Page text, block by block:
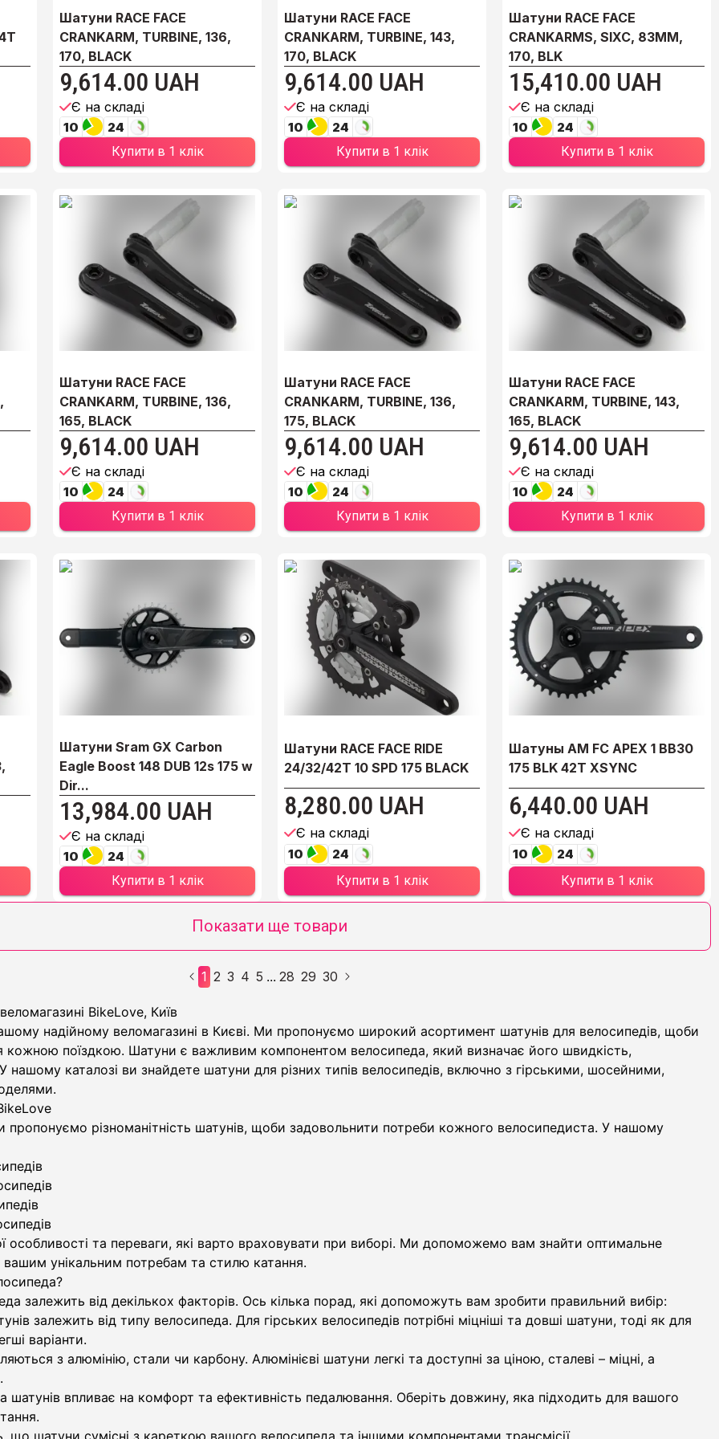
Шатуни RACE FACE
CRANKARM, TURBINE, 136,
170, BLACK
9,614.00 UAH
Є на складі
10
24
Купити в 1 клік
Шатуни RACE FACE
CRANKARM, TURBINE, 143,
170, BLACK
9,614.00 UAH
Є на складі
10
24
Купити в 1 клік
Шатуни RACE FACE
CRANKARMS, SIXC, 83MM,
170, BLK
15,410.00 UAH
Є на складі
10
24
Купити в 1 клік
Шатуни RACE FACE
CRANKARM, TURBINE, 136,
165, BLACK
9,614.00 UAH
Є на складі
10
24
Купити в 1 клік
Шатуни RACE FACE
CRANKARM, TURBINE, 136,
175, BLACK
9,614.00 UAH
Є на складі
10
24
Купити в 1 клік
Шатуни RACE FACE
CRANKARM, TURBINE, 143,
165, BLACK
9,614.00 UAH
Є на складі
10
24
Купити в 1 клік
Шатуни Sram GX Carbon
Eagle Boost 148 DUB 12s 175 w
Dir...
13,984.00 UAH
Є на складі
10
24
Купити в 1 клік
Шатуни RACE FACE RIDE
24/32/42T 10 SPD 175 BLACK
8,280.00 UAH
Є на складі
10
24
Купити в 1 клік
Шатуны AM FC APEX 1 BB30
175 BLK 42T XSYNC
6,440.00 UAH
Є на складі
10
24
Купити в 1 клік
Показати ще товари
1 2 3 4 5 ... 28 29 30
BikeLove, Київ
надійному веломагазині в Києві. Ми пропонуємо широкий асортимент шатунів для велосипедів, щоби
кожною поїздкою. Шатуни є важливим компонентом велосипеда, який визначає його швидкість,
нашому каталозі ви знайдете шатуни для різних типів велосипедів, включно з гірськими, шосейними,
пропонуємо різноманітність шатунів, щоби задовольнити потреби кожного велосипедиста. У нашому
особливості та переваги, які варто враховувати при виборі. Ми допоможемо вам знайти оптимальне
вашим унікальним потребам та стилю катання.
залежить від декількох факторів. Ось кілька порад, які допоможуть вам зробити правильний вибір:
залежить від типу велосипеда. Для гірських велосипедів потрібні міцніші та довші шатуни, тоді як для
варіанти.
з алюмінію, стали чи карбону. Алюмінієві шатуни легкі та доступні за ціною, сталеві – міцні, а
впливає на комфорт та ефективність педалювання. Оберіть довжину, яка підходить для вашого
що шатуни сумісні з кареткою вашого велосипеда та іншими компонентами трансмісії.